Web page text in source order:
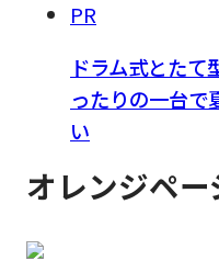
PR
ドラム式とた
ったりの一台で
い
オレンジペ